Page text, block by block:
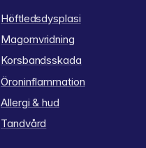
Höftledsdysplasi
Magomvridning
Korsbandsskada
Öroninflammation
Allergi & hud
Tandvård